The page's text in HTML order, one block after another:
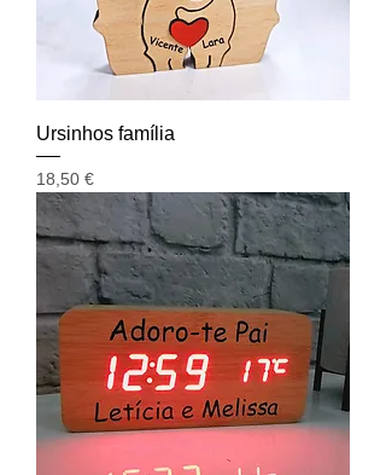
Ursinhos família
Preço
18,50 €